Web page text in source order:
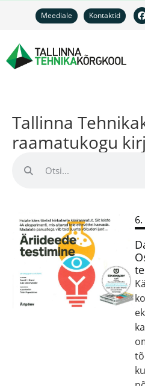
Meediale Kontaktid
Tallinna
raamatukogu